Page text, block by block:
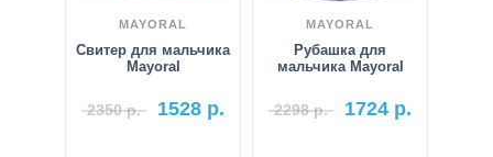
MAYORAL
Свитер для мальчика
Mayoral
2350р. 1528 р.
MAYORAL
Рубашка для
мальчика Mayoral
2298р. 1724 р.